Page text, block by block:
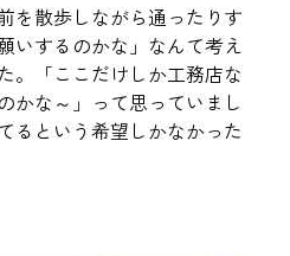
を散歩しながら通ったりす
いするのかな」なんて考え
。「ここだけしか工務店な
かな～」って思っていまし
るという希望しかなかった